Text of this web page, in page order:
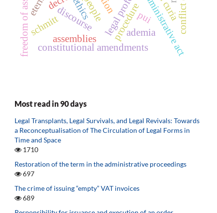
ethics
discourse administrative act
procedure
constitutional amendments
assemblies
ademia
people
schmitt pui
Most read in 90 days
Legal Transplants, Legal Survivals, and Legal Revivals: Towards
a Reconceptualisation of The Circulation of Legal Forms in
Time and Space
1710
Restoration of the term in the administrative proceedings
697
The crime of issuing “empty” VAT invoices
689